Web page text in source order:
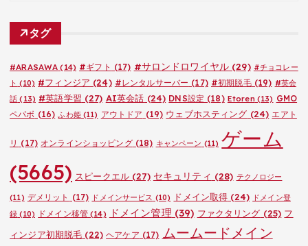
ゴ
タグ
#ARASAWA (14) #ギフト (17) #サロンドロワイヤル(29) #チョコレー
ト (10) #フィンジア (24) #レンタルサーバー (17) #初期脱毛(19) #英会
話 (13) #英語学習 (27) AI英会話 (24) DNS設定 (18) Etoren(13) GMO
ペパボ (16) ふわ姫(11) アウトドア (19) ウェブホスティング (24) エアト
リ (17) オンラインショッピング(18) キャンペーン (11) ゲーム
(5665) スピークエル(27) セキュリティ (28) テクノロジー
(11) デメリット (17) ドメインサービス (10) ドメイン取得 (24) ドメイン登
録 (10) ドメイン移管(14) ドメイン管理 (39) ファクタリング (25) フ
ィンジア初期脱毛 (22) ヘアケア (17) ムームードメイン